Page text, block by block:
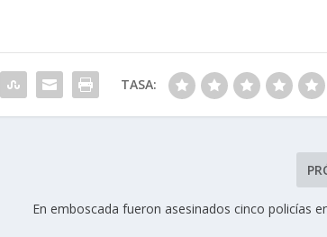
TASA:
En emboscada fueron asesinados cinco policías